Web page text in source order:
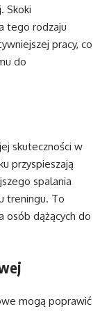
Skoki
tego rodzaju
pracy, co
do
skuteczności w
przyspieszają
spalania
treningu. To
osób dążących do
mogą poprawić